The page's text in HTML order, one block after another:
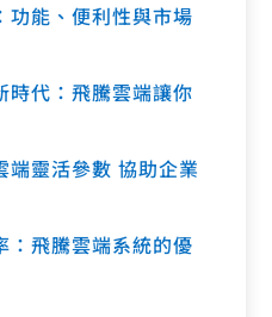
功能、便利性與市場
時代：飛騰雲端讓你
端靈活參數 協助企業
：飛騰雲端系統的優